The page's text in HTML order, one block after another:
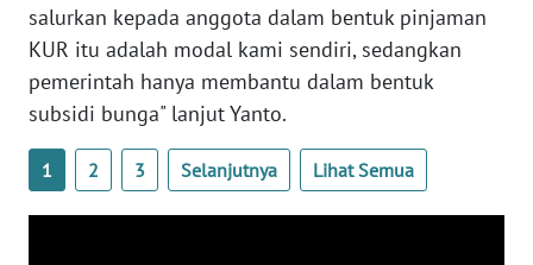
salurkan kepada anggota dalam bentuk pinjaman
KUR itu adalah modal kami sendiri, sedangkan
pemerintah hanya membantu dalam bentuk
subsidi bunga" lanjut Yanto.
1 2 3 Selanjutnya Lihat Semua
WN
SUMSEL
WN